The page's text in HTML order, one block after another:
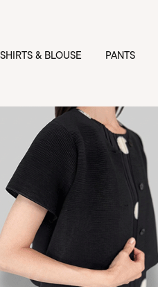
SHIRTS & BLOUSE PANTS